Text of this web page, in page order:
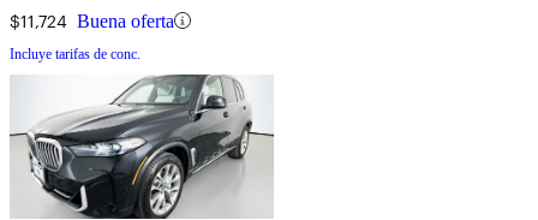
$11,724 Buena oferta
Incluye tarifas de conc.